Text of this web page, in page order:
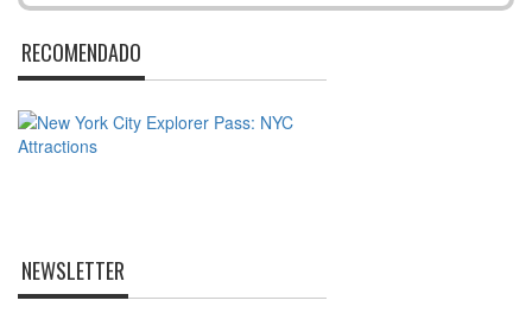
RECOMENDADO
NEWSLETTER